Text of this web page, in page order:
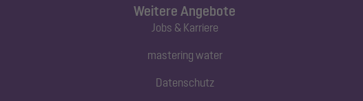
Weitere Angebote
Jobs & Karriere
mastering water
Datenschutz